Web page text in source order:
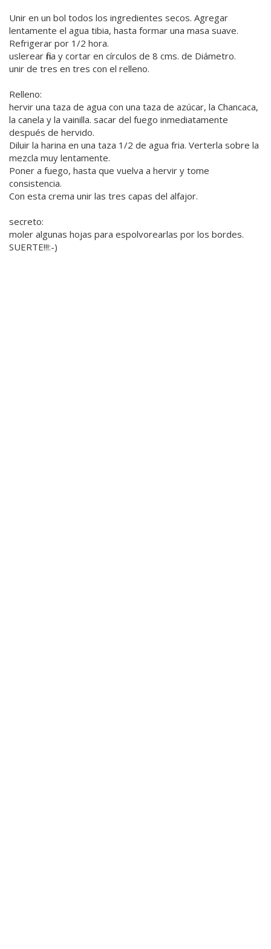
Unir en un bol todos los ingredientes secos. Agregar
lentamente el agua tibia, hasta formar una masa suave.
Refrigerar por 1/2 hora.
uslerear fina y cortar en círculos de 8 cms. de Diámetro.
unir de tres en tres con el relleno.
Relleno:
hervir una taza de agua con una taza de azúcar, la Chancaca,
la canela y la vainilla. sacar del fuego inmediatamente
después de hervido.
Diluir la harina en una taza 1/2 de agua fria. Verterla sobre la
mezcla muy lentamente.
Poner a fuego, hasta que vuelva a hervir y tome
consistencia.
Con esta crema unir las tres capas del alfajor.
secreto:
moler algunas hojas para espolvorearlas por los bordes.
SUERTE!!!:-)